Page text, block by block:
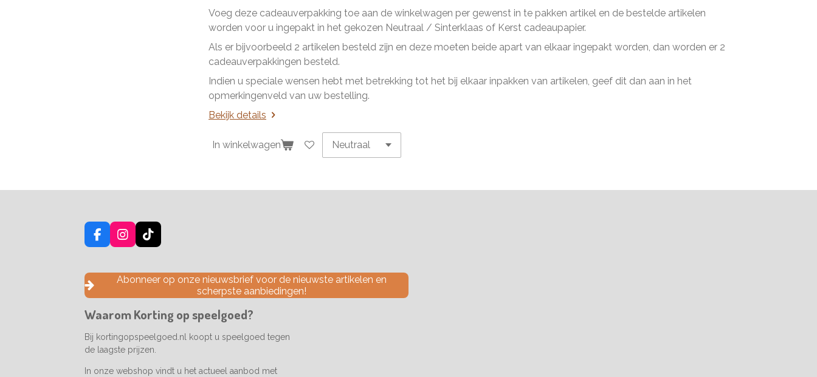
Voeg deze cadeauverpakking toe aan de winkelwagen per gewenst in te pakken artikel en de bestelde artikelen
worden voor u ingepakt in het gekozen Neutraal / Sinterklaas of Kerst cadeaupapier.
Als er bijvoorbeeld 2 artikelen besteld zijn en deze moeten beide apart van elkaar ingepakt worden, dan worden er 2
cadeauverpakkingen besteld.
Indien u speciale wensen hebt met betrekking tot het bij elkaar inpakken van artikelen, geef dit dan aan in het
opmerkingenveld van uw bestelling.
Bekijk details
In winkelwagen
F
a
e
o
k
I
n
t
a
g
a
T
i
T
o
k
Abonneer op onze nieuwsbrief voor de nieuwste artikelen en
scherpste aanbiedingen!
Waarom Korting op speelgoed?
Bij kortingopspeelgoed.nl koopt u speelgoed tegen
de laagste prijzen.
In onze webshop vindt u het actueel aanbod met